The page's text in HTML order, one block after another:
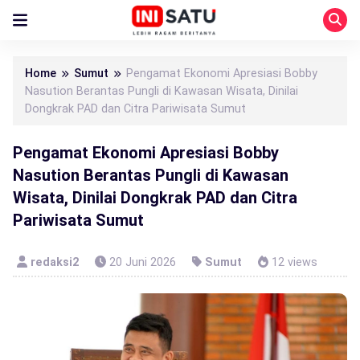
Home Sumut
Pengamat Ekonomi Apresiasi Bobby
Nasution Berantas Pungli di Kawasan Wisata, Dinilai
Dongkrak PAD dan Citra Pariwisata Sumut
Pengamat Ekonomi Apresiasi Bobby
Nasution Berantas Pungli di Kawasan
Wisata, Dinilai Dongkrak PAD dan Citra
Pariwisata Sumut
redaksi2 20 Juni 2026 Sumut 12 views